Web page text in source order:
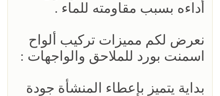
أداءه بسبب مقاومته للماء .
نعرض لكم مميزات تركيب ألواح
اسمنت بورد للملاحق والواجهات :
بداية يتميز بإعطاء المنشأة جودة